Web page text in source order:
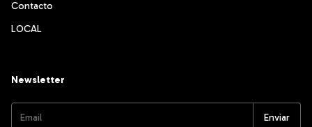
Contacto
LOCAL
Newsletter